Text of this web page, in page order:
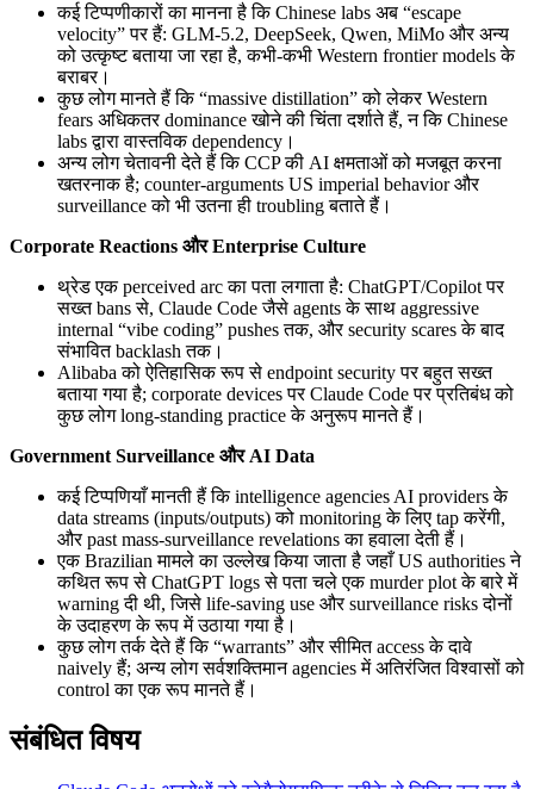
कई टिप्पणीकारों का मानना है कि Chinese labs अब “escape
velocity” पर हैं: GLM-5.2, DeepSeek, Qwen, MiMo और अन्य
को उत्कृष्ट बताया जा रहा है, कभी-कभी Western frontier models के
बराबर।
कुछ लोग मानते हैं कि “massive distillation” को लेकर Western
fears अधिकतर dominance खोने की चिंता दर्शाते हैं, न कि Chinese
labs द्वारा वास्तविक dependency।
अन्य लोग चेतावनी देते हैं कि CCP की AI क्षमताओं को मजबूत करना
खतरनाक है; counter-arguments US imperial behavior और
surveillance को भी उतना ही troubling बताते हैं।
Corporate Reactions और Enterprise Culture
थ्रेड एक perceived arc का पता लगाता है: ChatGPT/Copilot पर
सख्त bans से, Claude Code जैसे agents के साथ aggressive
internal “vibe coding” pushes तक, और security scares के बाद
संभावित backlash तक।
Alibaba को ऐतिहासिक रूप से endpoint security पर बहुत सख्त
बताया गया है; corporate devices पर Claude Code पर प्रतिबंध को
कुछ लोग long-standing practice के अनुरूप मानते हैं।
Government Surveillance और AI Data
कई टिप्पणियाँ मानती हैं कि intelligence agencies AI providers के
data streams (inputs/outputs) को monitoring के लिए tap करेंगी,
और past mass-surveillance revelations का हवाला देती हैं।
एक Brazilian मामले का उल्लेख किया जाता है जहाँ US authorities ने
कथित रूप से ChatGPT logs से पता चले एक murder plot के बारे में
warning दी थी, जिसे life-saving use और surveillance risks दोनों
के उदाहरण के रूप में उठाया गया है।
कुछ लोग तर्क देते हैं कि “warrants” और सीमित access के दावे
naively हैं; अन्य लोग सर्वशक्तिमान agencies में अतिरंजित विश्वासों को
control का एक रूप मानते हैं।
संबंधित विषय